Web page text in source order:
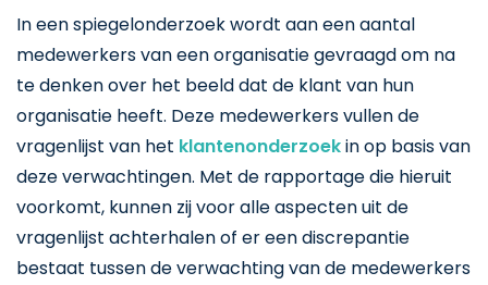
In een spiegelonderzoek wordt aan een aantal
medewerkers van een organisatie gevraagd om na
te denken over het beeld dat de klant van hun
organisatie heeft. Deze medewerkers vullen de
vragenlijst van het klantenonderzoekin op basis van
deze verwachtingen. Met de rapportage die hieruit
voorkomt, kunnen zij voor alle aspecten uit de
vragenlijst achterhalen of er een discrepantie
bestaat tussen de verwachting van de medewerkers